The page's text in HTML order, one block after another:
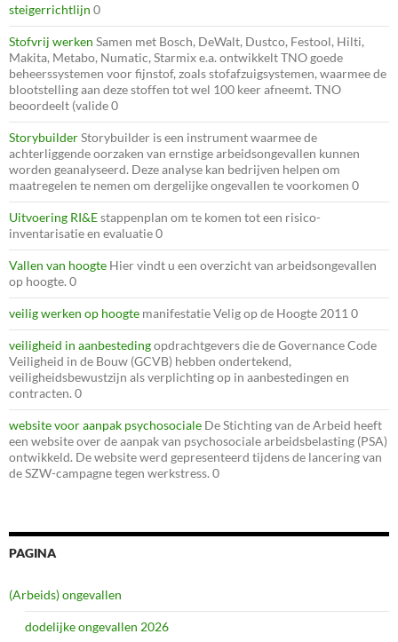
steigerrichtlijn 0
Stofvrij werken Samen met Bosch, DeWalt, Dustco, Festool, Hilti,
Makita, Metabo, Numatic, Starmix e.a. ontwikkelt TNO goede
beheerssystemen voor fijnstof, zoals stofafzuigsystemen, waarmee de
blootstelling aan deze stoffen tot wel 100 keer afneemt. TNO
beoordeelt (valide 0
StorybuilderStorybuilder is een instrument waarmee de
achterliggende oorzaken van ernstige arbeidsongevallen kunnen
worden geanalyseerd. Deze analyse kan bedrijven helpen om
maatregelen te nemen om dergelijke ongevallen te voorkomen 0
Uitvoering RI&Estappenplan om te komen tot een risico-
inventarisatie en evaluatie 0
Vallen van hoogte Hier vindt u een overzicht van arbeidsongevallen
op hoogte. 0
veilig werken op hoogte manifestatie Velig op de Hoogte 2011 0
veiligheid in aanbestedingopdrachtgevers die de Governance Code
Veiligheid in de Bouw (GCVB) hebben ondertekend,
veiligheidsbewustzijn als verplichting op in aanbestedingen en
contracten. 0
website voor aanpak psychosociale De Stichting van de Arbeid heeft
een website over de aanpak van psychosociale arbeidsbelasting (PSA)
ontwikkeld. De website werd gepresenteerd tijdens de lancering van
de SZW-campagne tegen werkstress. 0
PAGINA
(Arbeids) ongevallen
dodelijke ongevallen 2026